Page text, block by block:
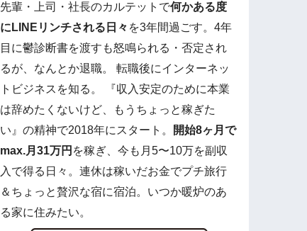
先輩・上司・社長のカルテットで何かある度
にLINEリンチされる日々 を3年間過ごす。4年
目に鬱診断書を渡すも怒鳴られる・否定され
るが、なんとか退職。 転職後にインターネッ
トビジネスを知る。 『収入安定のために本業
は辞めたくないけど、もうちょっと稼ぎた
い』の精神で2018年にスタート。
開始8ヶ月で
max.月31万円 を稼ぎ、今も月5〜10万を副収
入で得る日々。連休は稼いだお金でプチ旅行
＆ちょっと贅沢な宿に宿泊。いつか暖炉のあ
る家に住みたい。